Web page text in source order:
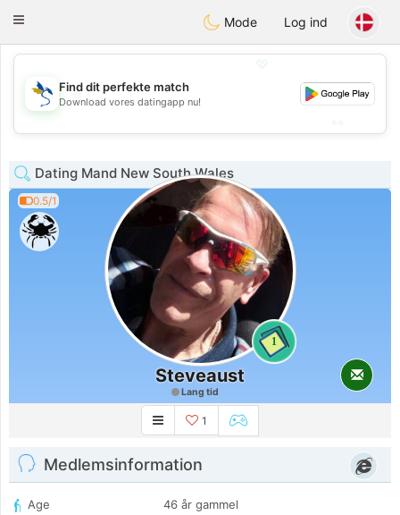
SvenskaDating
Toggle
Mode Log ind
💖
💕
Find dit perfekte match
Download vores datingapp nu!
Dating Mand New South Wales
0.5/1
1
Steveaust
Lang tid
1
Medlemsinformation
Age
46 år gammel